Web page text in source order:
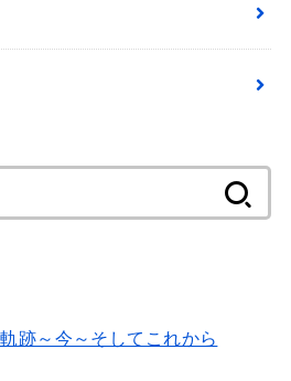
索:
跡～今～そしてこれから